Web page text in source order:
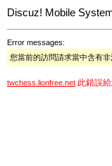
Discuz! Mobile
Error messages:
您當前的訪問請求當中含有
twchess.lionfree.net 此錯誤